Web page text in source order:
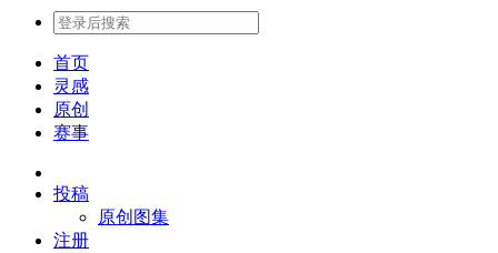
首页
灵感
原创
赛事
投稿
原创图集
注册